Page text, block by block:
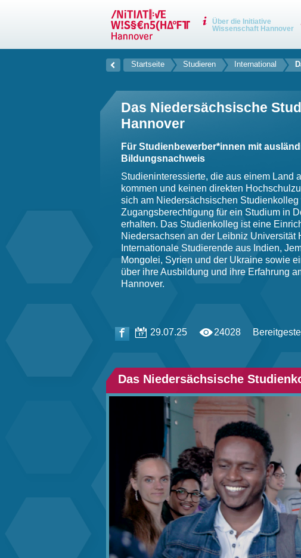
Über die Initiative
Wissenschaft Hannover
Startseite Studieren International
Das Niedersächsische
Hannover
Für Studienbewerber*innen mit
Bildungsnachweis
Studieninteressierte, die aus einem Land
kommen und keinen direkten
sich am Niedersächsischen
Zugangsberechtigung für ein Studium in
erhalten. Das Studienkolleg ist eine
Niedersachsen an der Leibniz Universität
Internationale Studierende aus Indien,
Mongolei, Syrien und der Ukraine sowie
über ihre Ausbildung und ihre Erfahrung
Hannover.
29.07.25 24028
Das Niedersächsische